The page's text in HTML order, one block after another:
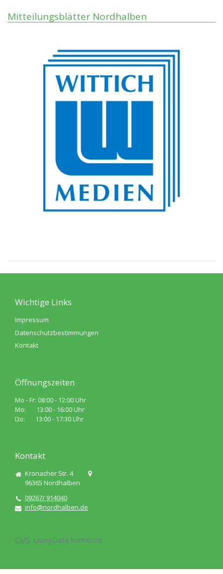
Mitteilungsblätter Nordhalben
Wichtige Links
Impressum
Datenschutzbestimmungen
Kontakt
Öffnungszeiten
Mo - Fr: 08:00 - 12:00 Uhr
Mo: 13:00 - 16:00 Uhr
Do: 13:00 - 17:30 Uhr
Kontakt
Kronacher Str. 4
96365 Nordhalben
09267/ 914040
info@nordhalben.de
CMS: LivingData komXcms